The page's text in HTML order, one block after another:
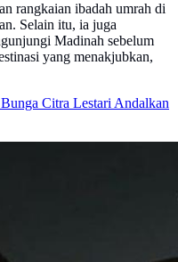
rangkaian ibadah umrah di
Selain itu, ia juga
Madinah sebelum
yang menakjubkan,
Citra Lestari Andalkan